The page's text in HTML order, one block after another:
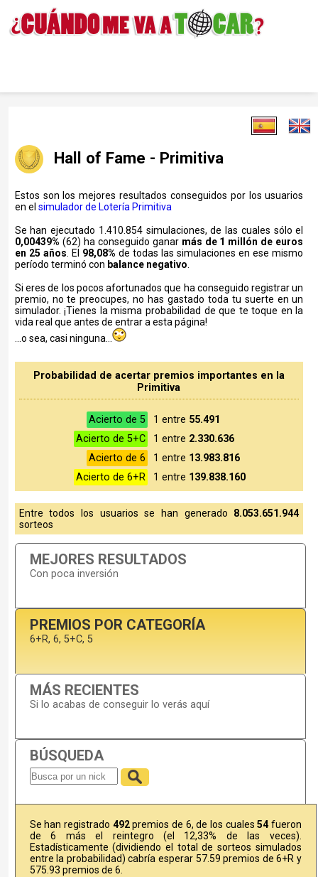
Hall of Fame - Primitiva
Estos son los mejores resultados conseguidos por los usuarios
en el simulador de Lotería Primitiva
Se han ejecutado 1.410.854 simulaciones, de las cuales sólo el
0,00439% (62) ha conseguido ganar más de 1 millón de euros
en 25 años . El 98,08% de todas las simulaciones en ese mismo
período terminó con balance negativo
Si eres de los pocos afortunados que ha conseguido registrar un
premio, no te preocupes, no has gastado toda tu suerte en un
simulador. ¡Tienes la misma probabilidad de que te toque en la
vida real que antes de entrar a esta página!
...o sea, casi ninguna...
Probabilidad de acertar premios importantes en la
Primitiva
Acierto de 5 1 entre 55.491
Acierto de 5+C
1 entre 2.330.636
Acierto de 6
1 entre 13.983.816
Acierto de 6+R
1 entre 139.838.160
Entre todos los usuarios se han generado 8.053.651.944
sorteos
MEJORES RESULTADOS
Con poca inversión
PREMIOS POR CATEGORÍA
6+R, 6, 5+C, 5
MÁS RECIENTES
Si lo acabas de conseguir lo verás aquí
BÚSQUEDA
Se han registrado 492premios de 6, de los cuales54fueron
de 6 más el reintegro (el 12,33% de las veces).
Estadísticamente (dividiendo el total de sorteos simulados
entre la probabilidad) cabría esperar 57.59 premios de 6+R y
575.93 premios de 6.